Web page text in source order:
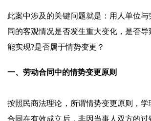
此案中涉及的关键问题就是：用人单位
同的客观情况是否发生重大变化，是否
能实现?是否属于情势变更？
一、劳动合同中的情势变更原则
按照民商法理论，所谓情势变更原则，
合同在有效成立后，非因当事人双方的